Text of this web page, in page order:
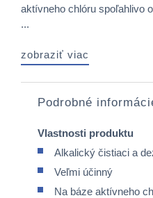
aktívneho chlóru spoľahlivo
...
zobraziť viac
Podrobné
Vlastnosti produktu
Alkalický čistiaci a
Veľmi účinný
Na báze aktívneho